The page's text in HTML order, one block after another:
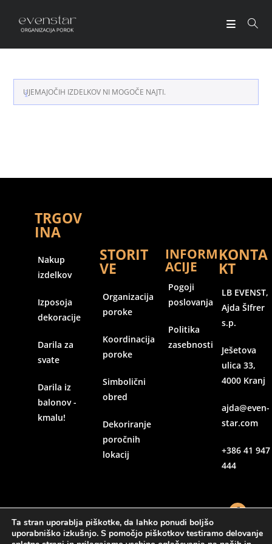
UJEMAJOČIH IZDELKOV NI MOGOČE NAJTI.
TRGOV
INA
Nakup
izdelkov
Izposoja
dekoracije
Darila za
svate
Darila iz
balonov -
kmalu!
STORIT
VE
Organizacija
poroke
Koordinacija
poroke
Simbolični
obred
Dekoriranje
poročnih
lokacij
INFORM
ACIJE
Pogoji
poslovanja
Politika
zasebnosti
KONTA
KT
LB EVENST,
Ajda ŠIfrer
s.p.
Ješetova
ulica 33,
4000 Kranj
ajda@even-
star.com
+386 41 947
444
Ta stran uporablja piškotke, da lahko ponudi boljšo
uporabniško izkušnjo. S pomočjo piškotkov testiramo delovanje